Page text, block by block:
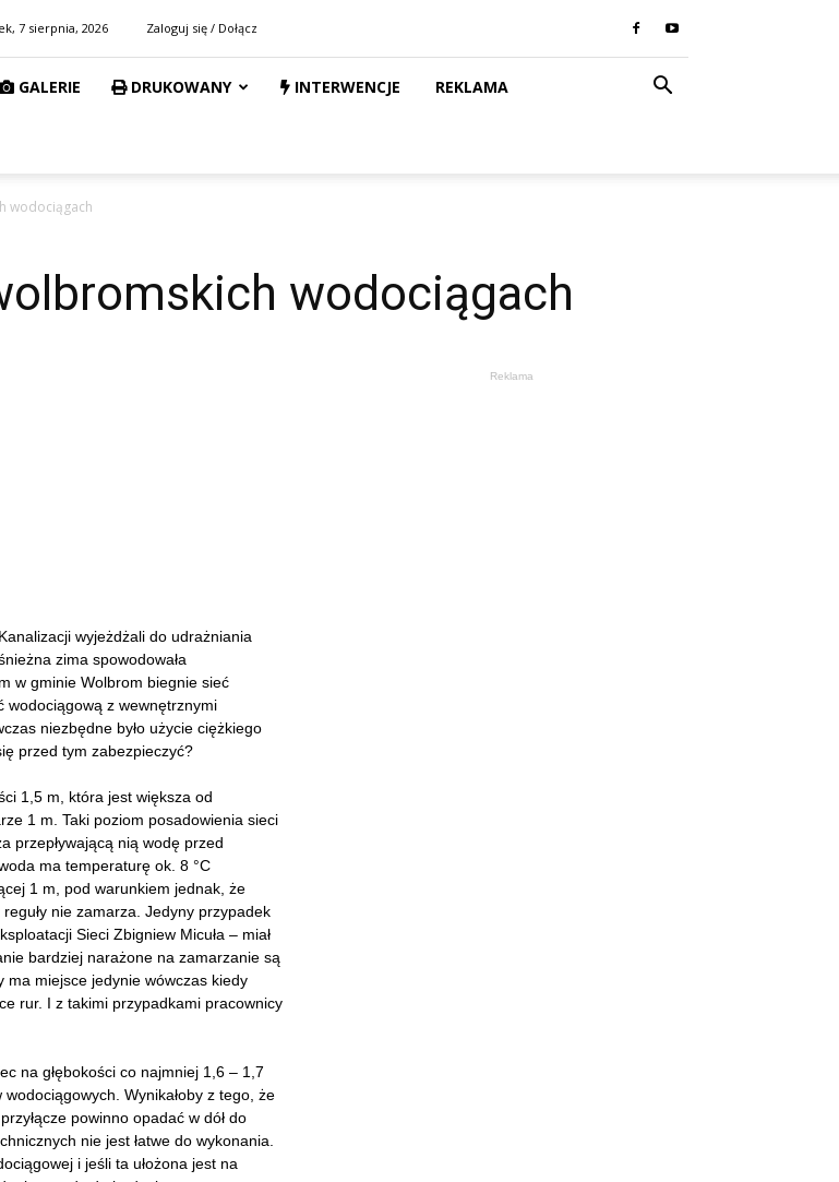
7 sierpnia, 2026 Zaloguj się / Dołącz
GALERIE DRUKOWANY INTERWENCJE REKLAMA
wodociągach
wodociągach
wyjeżdżali do udrażniania
zima spowodowała
w gminie Wolbrom biegnie sieć
wodociągową z wewnętrznymi
niezbędne było użycie ciężkiego
przed tym zabezpieczyć?
1,5 m, która jest większa od
1 m. Taki poziom posadowienia sieci
przepływającą nią wodę przed
ma temperaturę ok. 8 °C
1 m, pod warunkiem jednak, że
nie zamarza. Jedyny przypadek
Sieci Zbigniew Micuła – miał
bardziej narażone na zamarzanie są
ma miejsce jedynie wówczas kiedy
rur. I z takimi przypadkami pracownicy
na głębokości co najmniej 1,6 – 1,7
Wynikałoby z tego, że
powinno opadać w dół do
nie jest łatwe do wykonania.
i jeśli ta ułożona jest na
Reklama